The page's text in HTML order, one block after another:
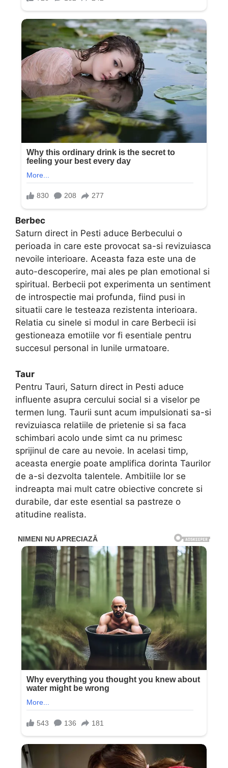
Berbec
Saturn direct in Pesti aduce Berbecului o
perioada in care este provocat sa-si revizuiasca
nevoile interioare. Aceasta faza este una de
auto-descoperire, mai ales pe plan emotional si
spiritual. Berbecii pot experimenta un sentiment
de introspectie mai profunda, fiind pusi in
situatii care le testeaza rezistenta interioara.
Relatia cu sinele si modul in care Berbecii isi
gestioneaza emotiile vor fi esentiale pentru
succesul personal in lunile urmatoare.
Taur
Pentru Tauri, Saturn direct in Pesti aduce
influente asupra cercului social si a viselor pe
termen lung. Taurii sunt acum impulsionati sa-si
revizuiasca relatiile de prietenie si sa faca
schimbari acolo unde simt ca nu primesc
sprijinul de care au nevoie. In acelasi timp,
aceasta energie poate amplifica dorinta Taurilor
de a-si dezvolta talentele. Ambitiile lor se
indreapta mai mult catre obiective concrete si
durabile, dar este esential sa pastreze o
atitudine realista.